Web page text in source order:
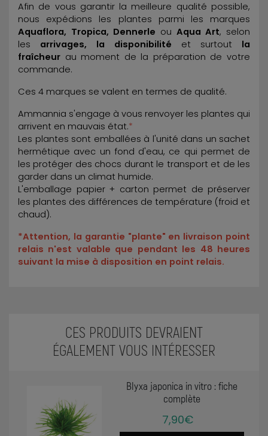
Afin de vous garantir la meilleure qualité possible,
nous expédions les plantes parmi les marques
Aquaflora, Tropica, Dennerle ou Aqua Art, selon
les arrivages, la disponibilité et surtout la
fraîcheur au moment de la préparation de votre
commande.
Ces 4 marques se valent en termes de qualité.
Ammannia s'engage à vous renvoyer les plantes qui
arrivent en mauvais état.*
Les plantes sont emballées à l'unité dans un sachet
hermétique avec un fond d'eau, ce qui permet de
les protéger des chocs durant le transport et de les
garder dans un climat humide.
L'emballage papier + carton permet de préserver
les plantes des différences de température (froid et
chaud).
*Attention, la garantie "plante" en livraison point
relais n'est valable que pendant les 48 heures
suivant la mise à disposition en point relais.
CES PRODUITS DEVRAIENT
ÉGALEMENT VOUS INTÉRESSER
Blyxa japonica in vitro : fiche
complète
7,90€